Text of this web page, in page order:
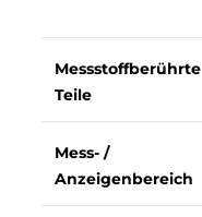
Messstoffberührte
Teile
Mess- /
Anzeigenbereich